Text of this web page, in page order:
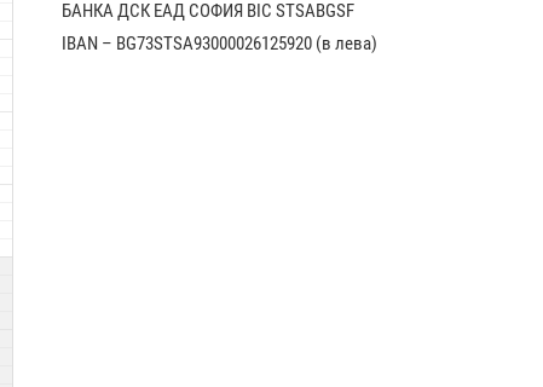
БАНКА ДСК EАД СОФИЯ BIC STSABGSF
IBAN – BG73STSA93000026125920 (в лева)